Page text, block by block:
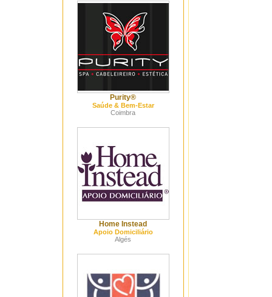
Purity®
Saúde & Bem-Estar
Coimbra
Home Instead
Apoio Domiciliário
Algés